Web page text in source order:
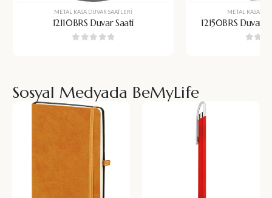
METAL KASA DUVAR SAATLERI
12110BRS Duvar Saati
METAL KASA
12150BRS Duvar
Sosyal Medyada BeMyLife